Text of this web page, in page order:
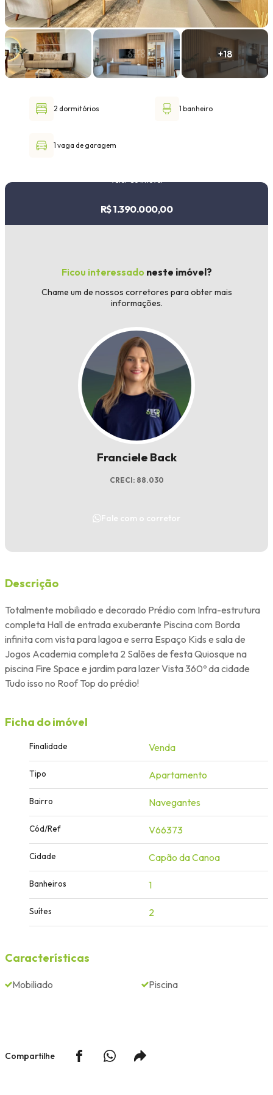
Faixa de valor
30.000,00 até 1.000.000,00 ou +
2 dormitórios 1 banheiro
1 vaga de garagem
R$ 1.390.000,00
Ficou interessado neste imóvel?
Chame um de nossos corretores para obter mais
informações.
Franciele Back
CRECI: 88.030
Fale com o corretor
Descrição
Totalmente mobiliado e decorado Prédio com Infra-estrutura
completa Hall de entrada exuberante Piscina com Borda
infinita com vista para lagoa e serra Espaço Kids e sala de
Jogos Academia completa 2 Salões de festa Quiosque na
piscina Fire Space e jardim para lazer Vista 360º da cidade
Tudo isso no Roof Top do prédio!
Ficha do imóvel
Finalidade Venda
Tipo Apartamento
Bairro Navegantes
Cód/Ref V66373
Cidade Capão da Canoa
Banheiros 1
Suítes 2
Características
Mobiliado Piscina
Compartilhe